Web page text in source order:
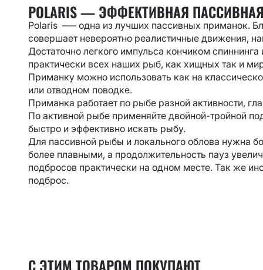
POLARIS — ЭФФЕКТИВНАЯ
Polaris –— одна из лучших пассивных приманок.
совершает невероятно реалистичные движения,
Достаточно легкого импульса кончиком
практически всех наших рыб, как хищных так и
Приманку можно использовать как на
или отводном поводке.
Приманка работает по рыбе разной активности,
По активной рыбе применяйте двойной-тройной
быстро и эффективно искать рыбу.
Для пассивной рыбы и локального облова нужна
более плавными, а продолжительность пауз
подбросов практически на одном месте. Так же
подброс.
С ЭТИМ ТОВАРОМ ПОКУПАЮТ